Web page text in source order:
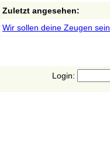
Zuletzt angesehen:
Wir sollen deine Zeugen sein
Login: